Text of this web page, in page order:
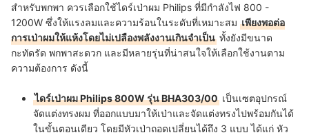
สำหรับพกพา ควรเลือกใช้ไดร์เป่าผม Philips ที่มีกำลังไฟ 800 -
1200W ซึ่งให้แรงลมและความร้อนในระดับที่เหมาะสม เพียงพอต่อ
การเป่าผมให้แห้งโดยไม่เปลืองพลังงานเกินจำเป็น ทั้งยังมีขนาด
กะทัดรัด พกพาสะดวก และมีหลายรุ่นที่น่าสนใจให้เลือกใช้งานตาม
ความต้องการ ดังนี้
ไดร์เป่าผม Philips 800W รุ่น BHA303/00 เป็นเซตอุปกรณ์
จัดแต่งทรงผม ที่ออกแบบมาให้เป่าและจัดแต่งทรงไปพร้อมกันได้
ในขั้นตอนเดียว โดยมีหัวเป่าถอดเปลี่ยนได้ถึง 3 แบบ ได้แก่ หัว